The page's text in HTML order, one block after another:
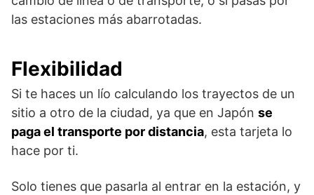
las estaciones más abarrotadas.
Flexibilidad
Si te haces un lío calculando los trayectos de un
sitio a otro de la ciudad, ya que en Japón se
paga el transporte por distancia, esta tarjeta lo
hace por ti.
Solo tienes que pasarla al entrar en la estación, y